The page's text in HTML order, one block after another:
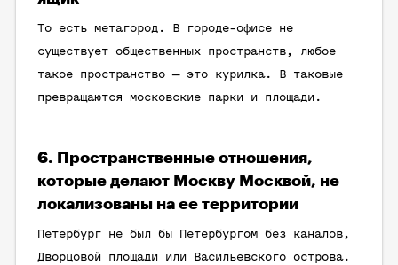
То есть метагород. В городе-офисе не
существует общественных пространств, любое
такое пространство — это курилка. В таковые
превращаются московские парки и площади.
6. Пространственные отношения,
которые делают Москву Москвой, не
локализованы на ее территории
Петербург не был бы Петербургом без каналов,
Дворцовой площади или Васильевского острова.